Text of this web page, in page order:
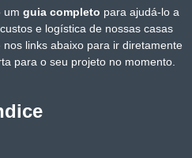
um guia completo para ajudá-lo a
e logística de nossas casas
links abaixo para ir diretamente
para o seu projeto no momento.